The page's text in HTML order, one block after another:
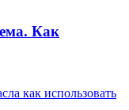
Как